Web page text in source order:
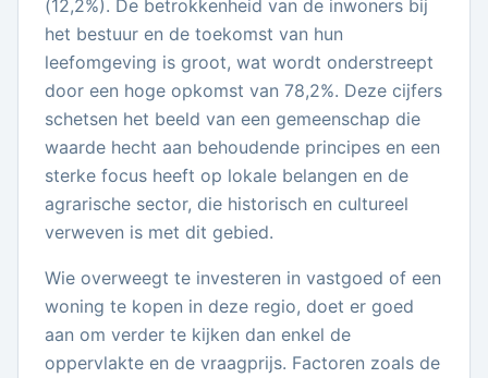
(12,2%). De betrokkenheid van de inwoners bij
het bestuur en de toekomst van hun
leefomgeving is groot, wat wordt onderstreept
door een hoge opkomst van 78,2%. Deze cijfers
schetsen het beeld van een gemeenschap die
waarde hecht aan behoudende principes en een
sterke focus heeft op lokale belangen en de
agrarische sector, die historisch en cultureel
verweven is met dit gebied.
Wie overweegt te investeren in vastgoed of een
woning te kopen in deze regio, doet er goed
aan om verder te kijken dan enkel de
oppervlakte en de vraagprijs. Factoren zoals de